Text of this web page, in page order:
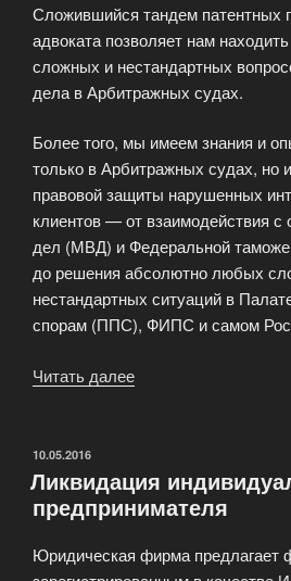
Сложившийся тандем патентных
адвоката позволяет нам
сложных и нестандартных
дела в Арбитражных судах.
Более того, мы имеем знания и
только в Арбитражных судах, но
правовой защиты нарушенных
клиентов — от взаимодействия с
дел (МВД) и Федеральной
до решения абсолютно любых
нестандартных ситуаций в
спорам (ППС), ФИПС и самом
Читать далее
Арбитражном
суде»
ОПУБЛИКОВАНО
10.05.2016
Ликвидация
предпринимателя
Юридическая фирма предлагает